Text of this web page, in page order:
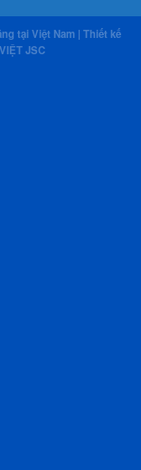
tại Việt Nam | Thiết kế
JSC